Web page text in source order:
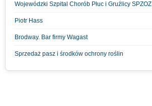
Wojewódzki Szpital Chorób Płuc i Gruźlicy SPZOZ
Piotr Hass
Brodway. Bar firmy Wagast
Sprzedaż pasz i środków ochrony roślin